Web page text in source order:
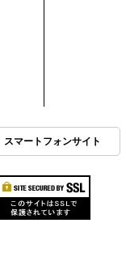
スマートフォンサイト